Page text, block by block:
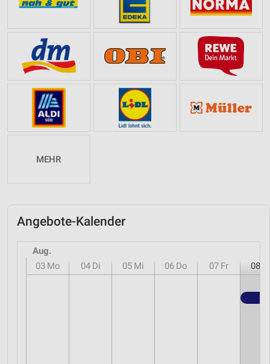
MEHR
Angebote-Kalender
Aug.
03 Mo 04 Di 05 Mi 06 Do 07 Fr 08